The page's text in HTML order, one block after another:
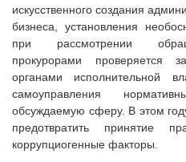
искусственного создания
бизнеса, установления
при рассмотрении
прокурорами проверяется
органами исполнительной
самоуправления
обсуждаемую сферу. В этом
предотвратить принятие
коррупциогенные факторы.